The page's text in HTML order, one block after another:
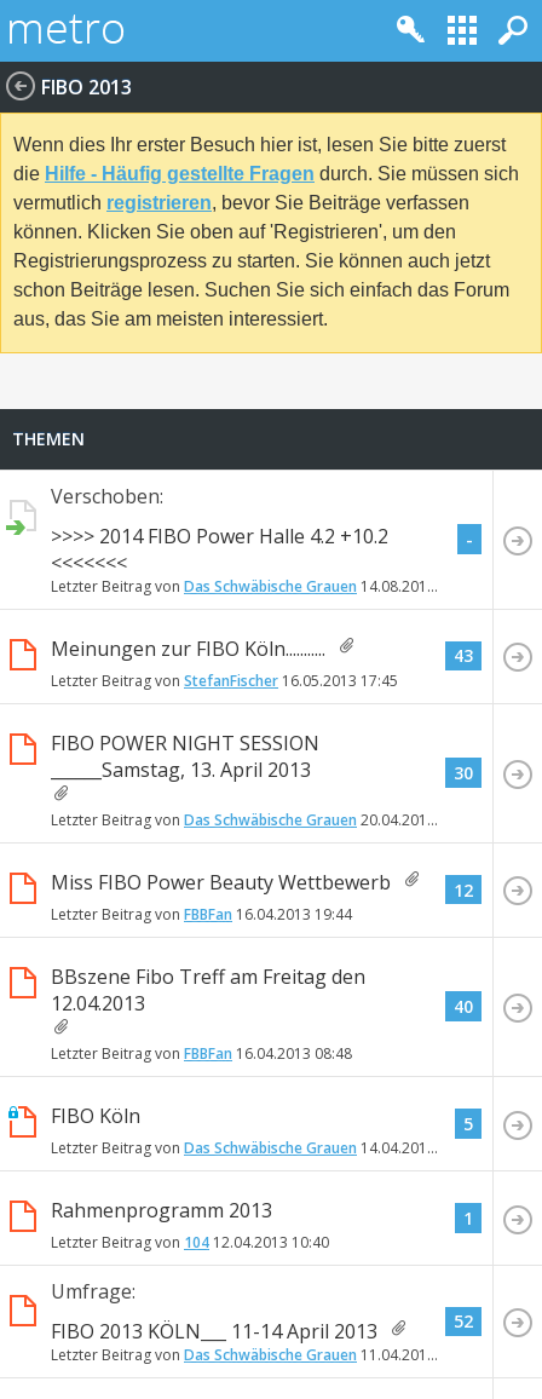
FIBO 2013
Wenn dies Ihr erster Besuch hier ist, lesen Sie bitte zuerst
die Hilfe - Häufig gestellte Fragen durch. Sie müssen sich
vermutlich registrieren, bevor Sie Beiträge verfassen
können. Klicken Sie oben auf 'Registrieren', um den
Registrierungsprozess zu starten. Sie können auch jetzt
schon Beiträge lesen. Suchen Sie sich einfach das Forum
aus, das Sie am meisten interessiert.
THEMEN
Verschoben:
>>>> 2014 FIBO Power Halle 4.2 +10.2
<<<<<<<
Letzter Beitrag von Das Schwäbische Grauen 14.08.2013
-
Meinungen zur FIBO Köln...........
Letzter Beitrag von StefanFischer 16.05.2013 17:45
43
FIBO POWER NIGHT SESSION
______Samstag, 13. April 2013
Letzter Beitrag von Das Schwäbische Grauen 20.04.2013
30
Miss FIBO Power Beauty Wettbewerb
Letzter Beitrag von FBBFan 16.04.2013 19:44
12
BBszene Fibo Treff am Freitag den
12.04.2013
Letzter Beitrag von FBBFan 16.04.2013 08:48
40
FIBO Köln
Letzter Beitrag von Das Schwäbische Grauen 14.04.2013
5
Rahmenprogramm 2013
Letzter Beitrag von 104 12.04.2013 10:40
1
Umfrage:
FIBO 2013 KÖLN___ 11-14 April 2013
Letzter Beitrag von Das Schwäbische Grauen 11.04.2013
52